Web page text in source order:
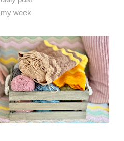
my week